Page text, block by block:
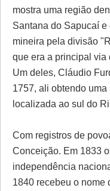
mostra uma região
Santana do Sapucaí
mineira pela divisão
que era a principal via
Um deles, Cláudio
1757, ali obtendo
localizada ao sul do
Com registros de
Conceição. Em 1833
independência
1840 recebeu o nome